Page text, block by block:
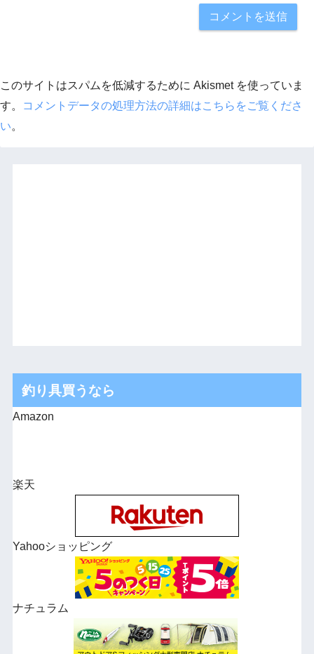
このサイトはスパムを低減するために Akismet を使っていま
す。
コメントデータの処理方法の詳細はこちらをご覧くださ
い。
釣り具買うなら
Amazon
楽天
Yahooショッピング
ナチュラム